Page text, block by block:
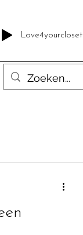
Love4yourcloset